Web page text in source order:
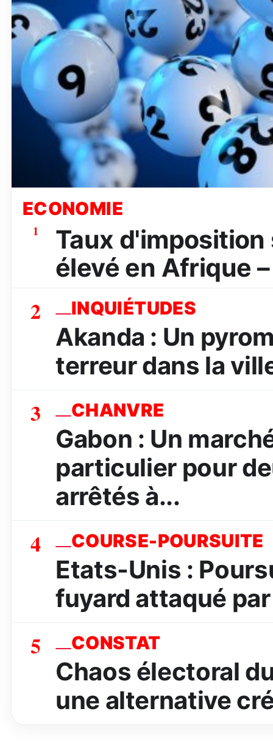
ECONOMIE
1
Taux
élevé en Afrique
2
INQUIÉTUDES
Akanda : Un
terreur dans la
3 CHANVRE
Gabon : Un
particulier pour
arrêtés à...
4 COURSE-POURSUITE
Etats-Unis :
fuyard attaqué
5 CONSTAT
Chaos électoral
une alternative